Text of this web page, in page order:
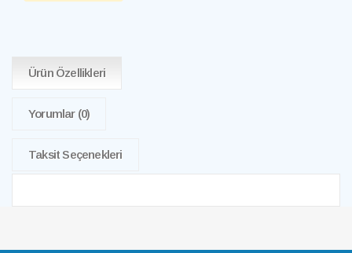
Ürün Özellikleri
Yorumlar (0)
Taksit Seçenekleri